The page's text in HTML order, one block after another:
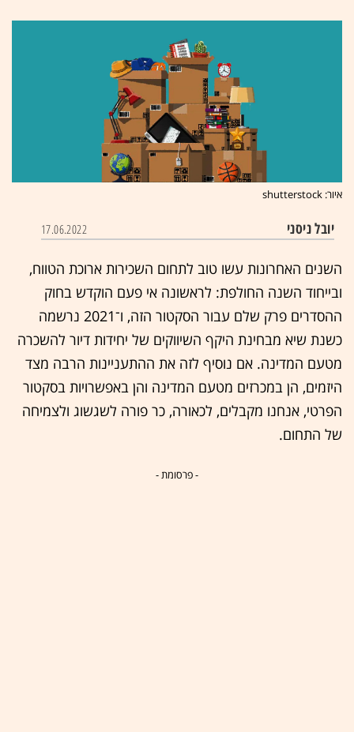
איור: shutterstock
יובל ניסני 17.06.2022
השנים האחרונות עשו טוב לתחום השכירות ארוכת הטווח,
ובייחוד השנה החולפת: לראשונה אי פעם הוקדש בחוק
ההסדרים פרק שלם עבור הסקטור הזה, ו־2021 נרשמה
כשנת שיא מבחינת היקף השיווקים של יחידות דיור להשכרה
מטעם המדינה. אם נוסיף לזה את ההתעניינות הרבה מצד
היזמים, הן במכרזים מטעם המדינה והן באפשרויות בסקטור
הפרטי, אנחנו מקבלים, לכאורה, כר פורה לשגשוג ולצמיחה
של התחום.
- פרסומת -